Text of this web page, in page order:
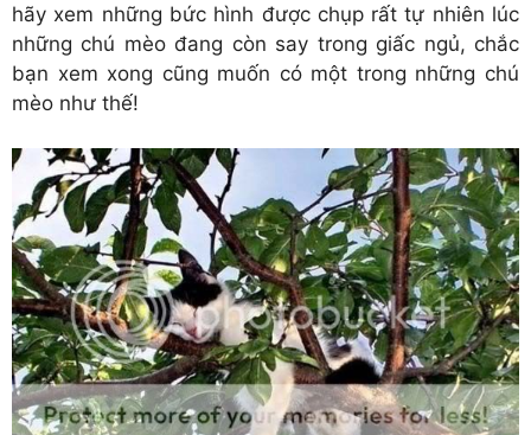
hãy xem những bức hình được chụp rất tự nhiên lúc
những chú mèo đang còn say trong giấc ngủ, chắc
bạn xem xong cũng muốn có một trong những chú
mèo như thế!